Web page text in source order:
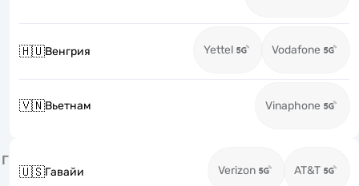
🇭🇺Венгрия Yettel Vodafone
🇻🇳Вьетнам Vinaphone
Г
🇺🇸Гавайи Verizon AT&T